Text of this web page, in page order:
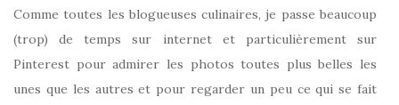
Comme toutes les blogueuses culinaires, je passe beaucoup
(trop) de temps sur internet et particulièrement sur
Pinterest pour admirer les photos toutes plus belles les
unes que les autres et pour regarder un peu ce qui se fait